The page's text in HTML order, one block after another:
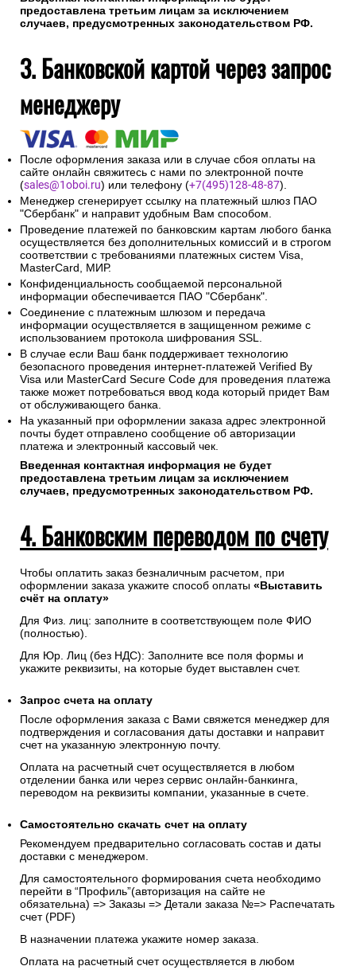
предоставлена третьим лицам за исключением
случаев, предусмотренных законодательством РФ.
3. Банковской картой через запрос
менеджеру
После оформления заказа или в случае сбоя оплаты на
сайте онлайн свяжитесь с нами по электронной почте
(sales@1oboi.ru) или телефону (+7(495)128-48-87).
Менеджер сгенерирует ссылку на платежный шлюз ПАО
"Сбербанк" и направит удобным Вам способом.
Проведение платежей по банковским картам любого банка
осуществляется без дополнительных комиссий и в строгом
соответствии с требованиями платежных систем Visa,
MasterCard, МИР.
Конфиденциальность сообщаемой персональной
информации обеспечивается ПАО "Сбербанк".
Соединение с платежным шлюзом и передача
информации осуществляется в защищенном режиме с
использованием протокола шифрования SSL.
В случае если Ваш банк поддерживает технологию
безопасного проведения интернет-платежей Verified By
Visa или MasterCard Secure Code для проведения платежа
также может потребоваться ввод кода который придет Вам
от обслуживающего банка.
На указанный при оформлении заказа адрес электронной
почты будет отправлено сообщение об авторизации
платежа и электронный кассовый чек.
Введенная контактная информация не будет
предоставлена третьим лицам за исключением
случаев, предусмотренных законодательством РФ.
4. Банковским переводом по счету
Чтобы оплатить заказ безналичным расчетом, при
оформлении заказа укажите способ оплаты «Выставить
счёт на оплату»
Для Физ. лиц: заполните в соответствующем поле ФИО
(полностью).
Для Юр. Лиц (без НДС): Заполните все поля формы и
укажите реквизиты, на которые будет выставлен счет.
Запрос счета на оплату
После оформления заказа с Вами свяжется менеджер для
подтверждения и согласования даты доставки и направит
счет на указанную электронную почту.
Оплата на расчетный счет осуществляется в любом
отделении банка или через сервис онлайн-банкинга,
переводом на реквизиты компании, указанные в счете.
Самостоятельно скачать счет на оплату
Рекомендуем предварительно согласовать состав и даты
доставки с менеджером.
Для самостоятельного формирования счета необходимо
перейти в “Профиль”(авторизация на сайте не
обязательна) => Заказы => Детали заказа №=> Распечатать
счет (PDF)
В назначении платежа укажите номер заказа.
Оплата на расчетный счет осуществляется в любом